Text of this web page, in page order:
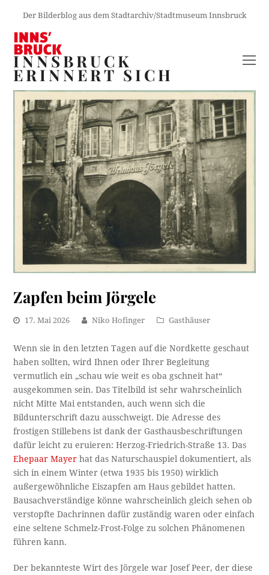
Der Bilderblog aus dem Stadtarchiv/Stadtmuseum Innsbruck
INNSBRUCK
ERINNERT SICH
Zapfen beim Jörgele
17. Mai 2026 Niko Hofinger Gasthäuser
Wenn sie in den letzten Tagen auf die Nordkette geschaut
haben sollten, wird Ihnen oder Ihrer Begleitung
vermutlich ein „schau wie weit es oba gschneit hat“
ausgekommen sein. Das Titelbild ist sehr wahrscheinlich
nicht Mitte Mai entstanden, auch wenn sich die
Bildunterschrift dazu ausschweigt. Die Adresse des
frostigen Stillebens ist dank der Gasthausbeschriftungen
dafür leicht zu eruieren: Herzog-Friedrich-Straße 13. Das
Ehepaar Mayer hat das Naturschauspiel dokumentiert, als
sich in einem Winter (etwa 1935 bis 1950) wirklich
außergewöhnliche Eiszapfen am Haus gebildet hatten.
Bausachverständige könne wahrscheinlich gleich sehen ob
verstopfte Dachrinnen dafür zuständig waren oder einfach
eine seltene Schmelz-Frost-Folge zu solchen Phänomenen
führen kann.
Der bekannteste Wirt des Jörgele war Josef Peer, der diese